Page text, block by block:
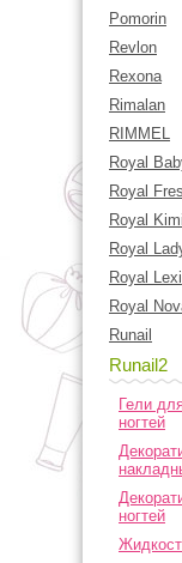
Pomorin
Revlon
Rexona
Rimalan
RIMMEL
Royal
Royal
Royal Kimi
Royal
Royal Lexi
Royal
Runail
Runail2
Гели
ногтей
ногтей